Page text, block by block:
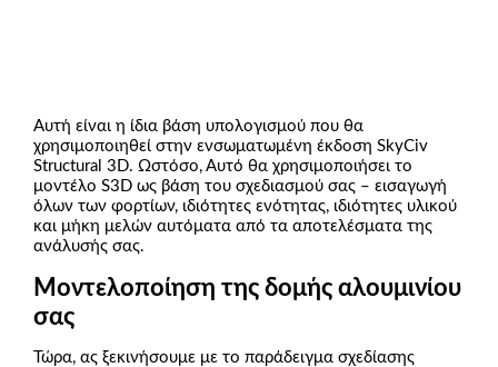
Αυτή είναι η ίδια βάση υπολογισμού που θα
χρησιμοποιηθεί στην ενσωματωμένη έκδοση SkyCiv
Structural 3D. Ωστόσο, Αυτό θα χρησιμοποιήσει το
μοντέλο S3D ως βάση του σχεδιασμού σας – εισαγωγή
όλων των φορτίων, ιδιότητες ενότητας, ιδιότητες υλικού
και μήκη μελών αυτόματα από τα αποτελέσματα της
ανάλυσής σας.
Μοντελοποίηση της δομής αλουμινίου
σας
Τώρα, ας ξεκινήσουμε με το παράδειγμα σχεδίασης